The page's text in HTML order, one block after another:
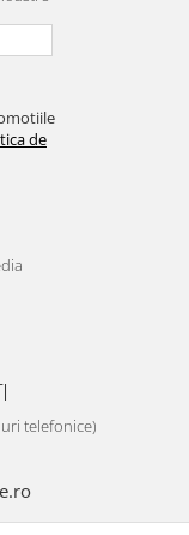
de
telefonice)